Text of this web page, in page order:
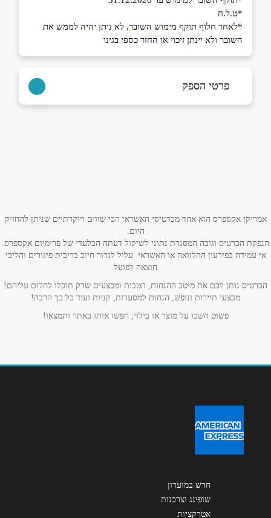
*ט.ל.ח
*לאחר חלוף תוקף מימוש השובר, לא ניתן יהיה לממש את
השובר ולא יינתן זיכוי או החזר כספי בגינו
פרטי הספק
אימייל*
נושא*
אמריקן אקספרס הוא אחד מכרטיסי האשראי הכי שווים ויוקרתיים שניתן להחזיק
היום.
הנפקת הכרטיס וגובה המסגרת נתוני לשיקול דעתה הבלעדי של פרימיום אקספרס.
אי עמידה בפירעון ההלוואה או האשראי עלול לגרור חיוב בריבית פיגורים והליכי
הוצאה לפועל
הכרטיס נותן לכם את מיטב ההנחות, הטבות ומבצעים שרק תוכלו לחלום עליהם!
מבצעי תיירות ונופש, הנחות למסעדות, קניות ועוד כל כך הרבה!
פשוט חשבו על מוצר או בילוי, חפשו אותו באתר ותמצאו!
חדש במועדון
שופינג וצרכנות
אטרקציות